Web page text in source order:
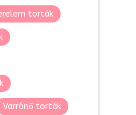
torták
Varrónő torták